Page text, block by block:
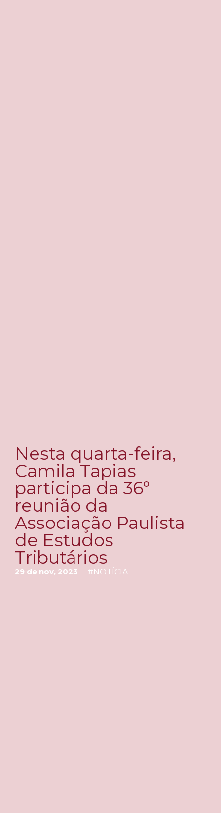
Nesta quarta-feira,
Camila Tapias
participa da 36º
reunião da
Associação Paulista
de Estudos
Tributários
29 de nov, 2023 #NOTÍCIA